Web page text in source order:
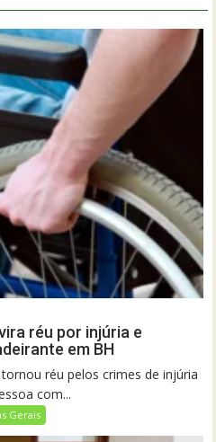
réu por injúria e
em BH
réu pelos crimes de injúria
com...
Gerais